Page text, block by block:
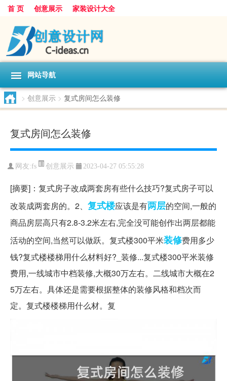
首 页 创意展示 家装设计大全
网站导航
> 创意展示 > 复式房间怎么装修
复式房间怎么装修
网友:fs 创意展示 2023-04-27 05:55:28
[摘要]：复式房子改成两套房有些什么技巧?复式房子可以
改装成两套房的。2、 复式楼应该是有两层的空间,一般的
商品房层高只有2.8-3.2米左右,完全没可能创作出两层都能
活动的空间,当然可以做跃。复式楼300平米装修费用多少
钱?复式楼楼梯用什么材料好?_装修...复式楼300平米装修
费用,一线城市中档装修,大概30万左右。二线城市大概在2
5万左右。具体还是需要根据整体的装修风格和档次而
定。复式楼楼梯用什么材。复